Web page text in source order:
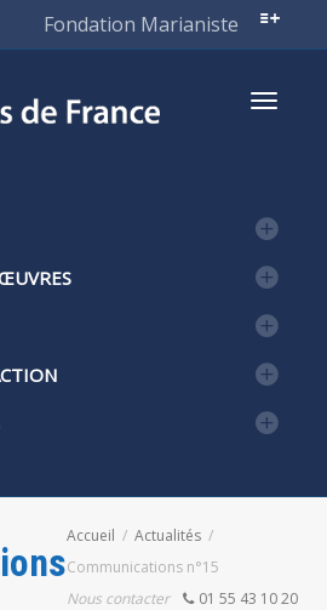
Fondation Marianiste
Accueil
Actualités
Communications n°15
Nous contacter
01 55 43 10 20